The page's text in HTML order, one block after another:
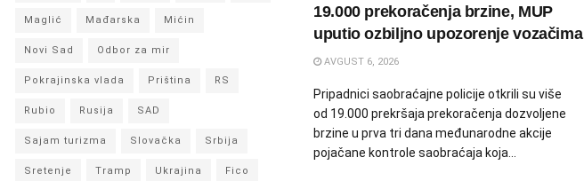
19.000 prekoračenja brzine, MUP
uputio ozbiljno upozorenje vozačima
AVGUST 6, 2026
Pripadnici saobraćajne policije otkrili su više
od 19.000 prekršaja prekoračenja dozvoljene
brzine u prva tri dana međunarodne akcije
pojačane kontrole saobraćaja koja...
Maglić Mađarska Mićin
Novi Sad Odbor za mir
Pokrajinska vlada Priština RS
Rubio Rusija SAD
Sajam turizma Slovačka Srbija
Sretenje Tramp Ukrajina Fico